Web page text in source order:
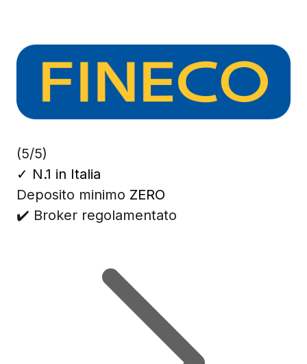
(5/5)
✓ N.1 in Italia
Deposito minimo ZERO
✔️ Broker regolamentato